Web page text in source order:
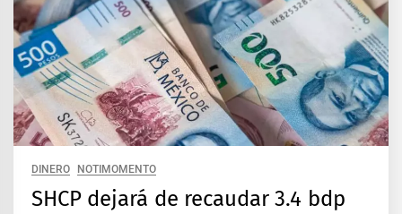
DINERO NOTIMOMENTO
SHCP dejará de recaudar 3.4 bdp